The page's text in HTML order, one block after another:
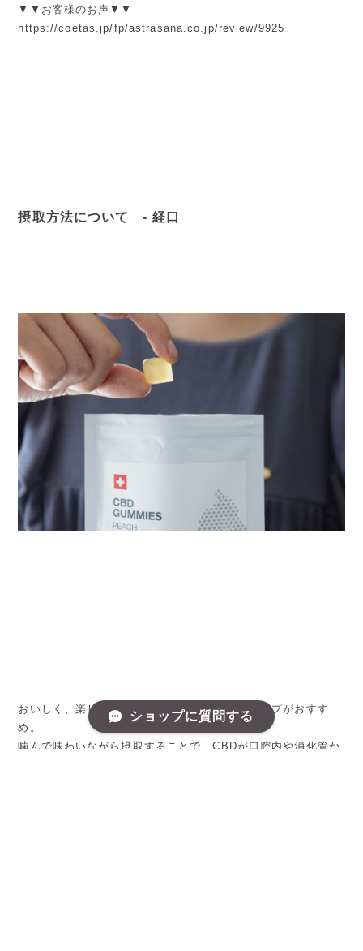
▼▼お客様のお声▼▼
https://coetas.jp/fp/astrasana.co.jp/review/9925
摂取方法について - 経口
おいしく、楽しくCBDを続けたい方にはグミタイプがおすす
め。
噛んで味わいながら摂取することで、CBDが口腔内や消化管か
ショップに質問する